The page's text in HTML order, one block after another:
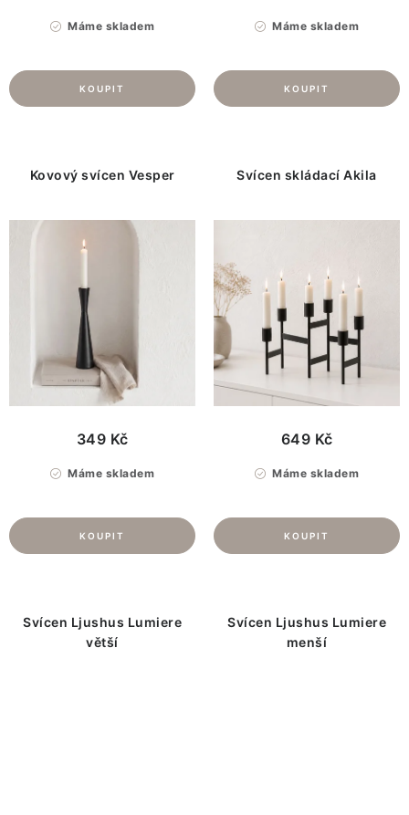
Máme skladem Máme skladem
Kovový svícen Vesper
Máme skladem
349 Kč
Svícen skládací Akila
Máme skladem
649 Kč
Svícen Ljushus Lumiere
větší
Svícen Ljushus Lumiere
menší